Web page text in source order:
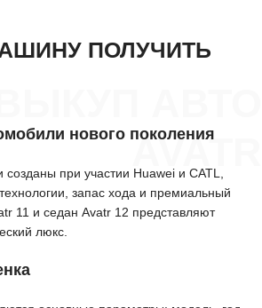
AVATR
ПОЛУЧИТЬ
нового поколения
при участии Huawei и CATL,
запас хода и премиальный
11 и седан Avatr 12 представляют
люкс.